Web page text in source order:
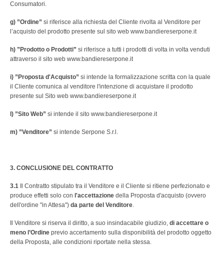
Consumatori.
g) ”Ordine” si riferisce alla richiesta del Cliente rivolta al Venditore per
l’acquisto del prodotto presente sul sito web www.bandiereserpone.it
h) ”Prodotto o Prodotti” si riferisce a tutti i prodotti di volta in volta venduti
attraverso il sito web www.bandiereserpone.it
i) ”Proposta d'Acquisto” si intende la formalizzazione scritta con la quale
il Cliente comunica al venditore l'intenzione di acquistare il prodotto
presente sul Sito web www.bandiereserpone.it
l) ”Sito Web” si intende il sito www.bandiereserpone.it
m) ”Venditore” si intende Serpone S.r.l.
3. CONCLUSIONE DEL CONTRATTO
3.1 Il Contratto stipulato tra il Venditore e il Cliente si ritiene perfezionato e
produce effetti solo con l'accettazione della Proposta d'acquisto (ovvero
dell'ordine "in Attesa") da parte del Venditore.
Il Venditore si riserva il diritto, a suo insindacabile giudizio, di accettare o
meno l’Ordine previo accertamento sulla disponibilità del prodotto oggetto
della Proposta, alle condizioni riportate nella stessa.